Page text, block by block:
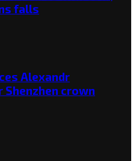
falls
Alexandr
crown